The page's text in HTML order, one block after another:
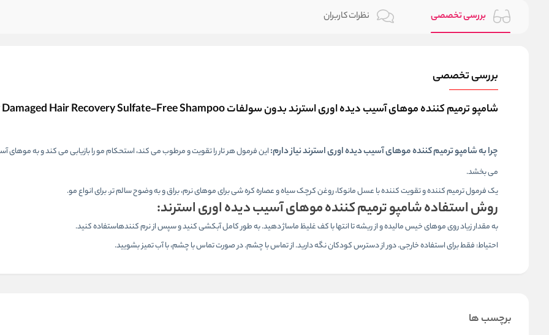
بررسی تخصصی نظرات کاربران
بررسی تخصصی
شامپو ترمیم کننده موهای آسیب دیده اوری استرند بدون سولفات Severely Damaged Hair Recovery Sulfate-Free Shampoo
چرا به شامپو ترمیم کننده موهای آسیب دیده اوری استرند نیاز دارم:این فرمول هر تار را تقویت و مرطوب می کند، استحکام مو را بازیابی می کند و به موهای
می بخشد.
یک فرمول ترمیم کننده و تقویت کننده با عسل مانوکا، روغن کرچک سیاه و عصاره کره شی برای موهای نرم، براق و به وضوح سالم تر. برای انواع مو.
روش استفاده شامپو ترمیم کننده موهای آسیب دیده اوری استرند:
به مقدار زیاد روی موهای خیس مالیده و از ریشه تا انتها با کف غلیظ ماساژ دهید. به طور کامل آبکشی کنید و سپس از نرم کنندهاستفاده کنید.
احتیاط: فقط برای استفاده خارجی. دور از دسترس کودکان نگه دارید. از تماس با چشم. در صورت تماس با چشم، با آب تمیز بشویید.
برچسب ها